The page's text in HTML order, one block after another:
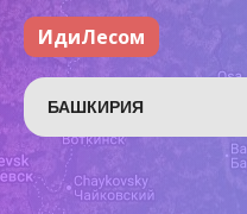
ИдиЛесом
БАШКИРИЯ